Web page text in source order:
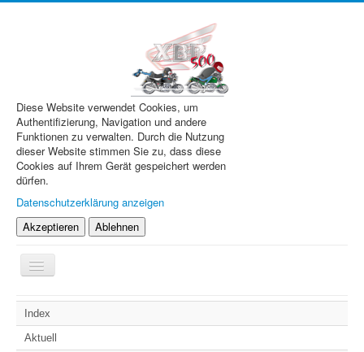
Diese Website verwendet Cookies, um
Authentifizierung, Navigation und andere
Funktionen zu verwalten. Durch die Nutzung
dieser Website stimmen Sie zu, dass diese
Cookies auf Ihrem Gerät gespeichert werden
dürfen.
Datenschutzerklärung anzeigen
Akzeptieren
Ablehnen
Navigation
an/aus
XBR.de
Technik
Index
Aktuell